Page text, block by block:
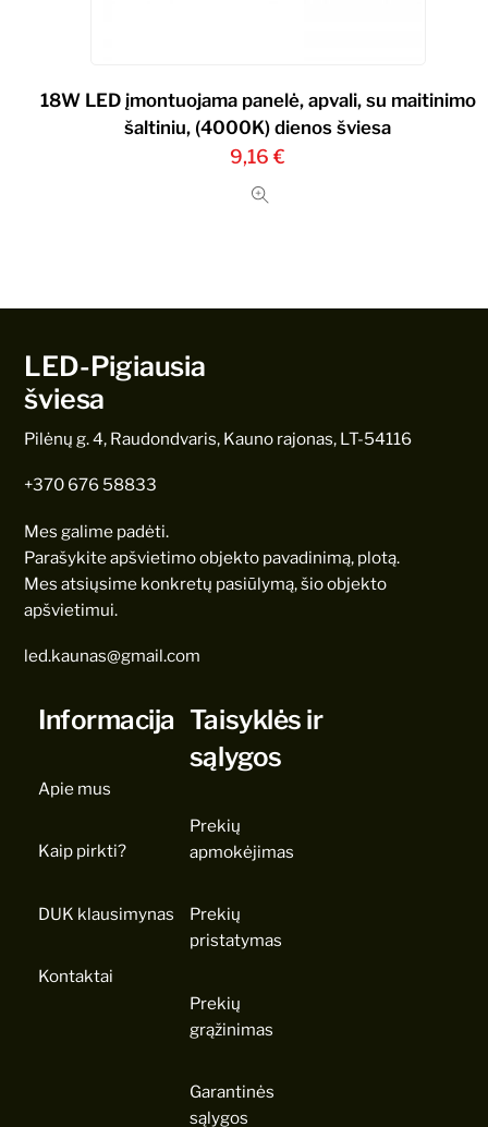
18W LED įmontuojama panelė, apvali, su maitinimo
šaltiniu, (4000K) dienos šviesa
9,16€
LED-Pigiausia
šviesa
Pilėnų g. 4, Raudondvaris, Kauno rajonas, LT-54116
+370 676 58833
Mes galime padėti.
Parašykite apšvietimo objekto pavadinimą, plotą.
Mes atsiųsime konkretų pasiūlymą, šio objekto
apšvietimui.
led.kaunas@gmail.com
Informacija
Apie mus
Kaip pirkti?
DUK klausimynas
Kontaktai
Taisyklės ir
sąlygos
Prekių
apmokėjimas
Prekių
pristatymas
Prekių
grąžinimas
Garantinės
sąlygos